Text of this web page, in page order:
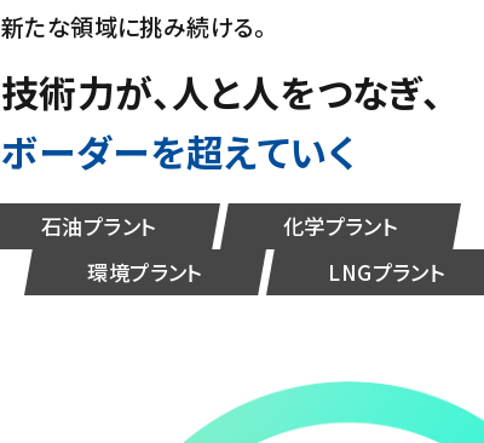
新たな領域に挑み続ける。
技術力が、人と人をつなぎ、
ボーダーを超えていく
石油プラント
化学プラント
環境プラント
LNGプラント